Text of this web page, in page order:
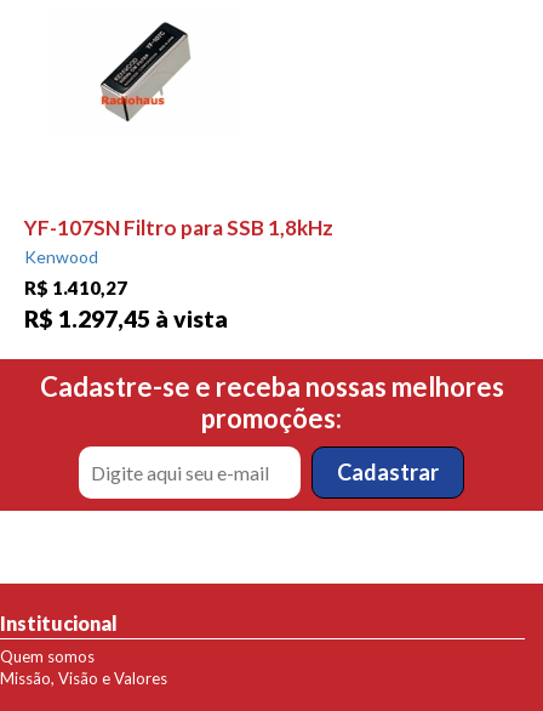
YF-107SN Filtro para SSB 1,8kHz
Kenwood
R$ 1.410,27
R$ 1.297,45 à vista
Cadastre-se e receba nossas melhores
promoções:
Institucional
Quem somos
Missão, Visão e Valores